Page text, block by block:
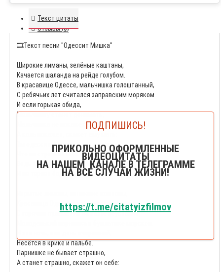
Текст цитаты
Отзывы (0)
🎞️Текст песни "Одессит Мишка"
Широкие лиманы, зелёные каштаны,
Качается шаланда на рейде голубом.
В красавице Одессе, мальчишка голоштанный,
С ребячьих лет считался заправским моряком.
И если горькая обида,
Мальчишку станет донимать,
Мальчишка не покажет вида,
Ты одессит, Мишка, а это значит,
Что не страшны тебе ни горе, ни беда.
Ведь ты моряк, Мишка, моряк не плачет,
И не теряет бодрость духа никогда.
Красавица Одесса под вражеским огнём.
С горячим пулемётом на вахте неустанно,
Несётся в крике и пальбе.
Парнишке не бывает страшно,
А станет страшно, скажет он себе:
ПОДПИШИСЬ!
ПРИКОЛЬНО ОФОРМЛЕННЫЕ
ВИДЕОЦИТАТЫ
НА НАШЕМ КАНАЛЕ В ТЕЛЕГРАММЕ
НА ВСЕ СЛУЧАИ ЖИЗНИ!
https://t.me/citatyizfilmov